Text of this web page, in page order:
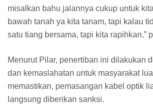
misalkan bahu jalannya cukup untuk
bawah tanah ya kita tanam, tapi kalau
satu tiang bersama, tapi kita rapihkan,”
Menurut Pilar, penertiban ini dilakukan
dan kemaslahatan untuk masyarakat
memastikan, pemasangan kabel optik
langsung diberikan sanksi.